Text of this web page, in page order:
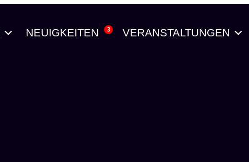
NEUIGKEITEN 3 VERANSTALTUNGEN